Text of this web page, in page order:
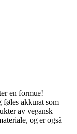
en formue!
føles akkurat som
av vegansk
og er også